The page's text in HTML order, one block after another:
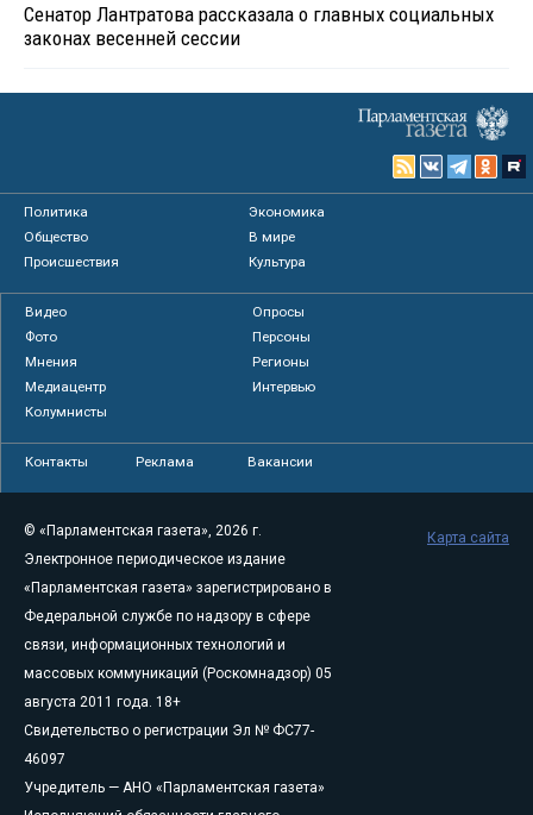
Сенатор Лантратова рассказала о главных социальных
законах весенней сессии
Политика
Экономика
Общество
В мире
Происшествия
Культура
Видео
Опросы
Фото
Персоны
Мнения
Регионы
Медиацентр
Интервью
Колумнисты
Контакты Реклама Вакансии
© «Парламентская газета», 2026 г.
Электронное периодическое издание
«Парламентская газета» зарегистрировано в
Федеральной службе по надзору в сфере
связи, информационных технологий и
массовых коммуникаций (Роскомнадзор) 05
августа 2011 года. 18+
Свидетельство о регистрации Эл № ФС77-
46097
Учредитель — АНО «Парламентская газета»
Карта сайта